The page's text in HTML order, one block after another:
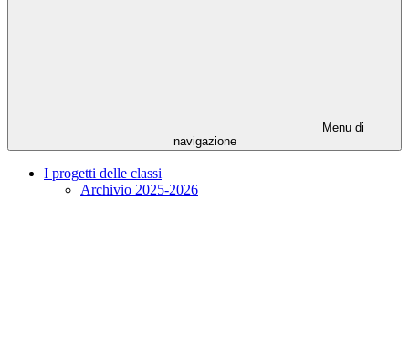
Menu di
navigazione
I progetti delle classi
Archivio 2025-2026